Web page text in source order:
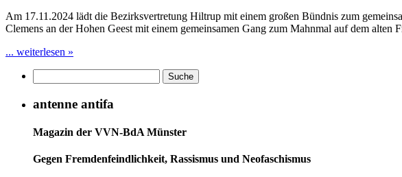
Am 17.11.2024 lädt die Bezirksvertretung Hiltrup mit einem großen Bündnis zum
Clemens an der Hohen Geest mit einem gemeinsamen Gang zum Mahnmal auf dem
... weiterlesen »
antenne antifa
Magazin der VVN-BdA Münster
Gegen Fremdenfeindlichkeit, Rassismus und Neofaschismus